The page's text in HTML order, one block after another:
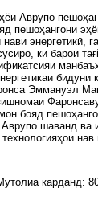
Аврупо
пешоҳангони
энергетикӣ,
ки барои
бидуни
Эммануэл
бояд
шаванд ва
карданд: